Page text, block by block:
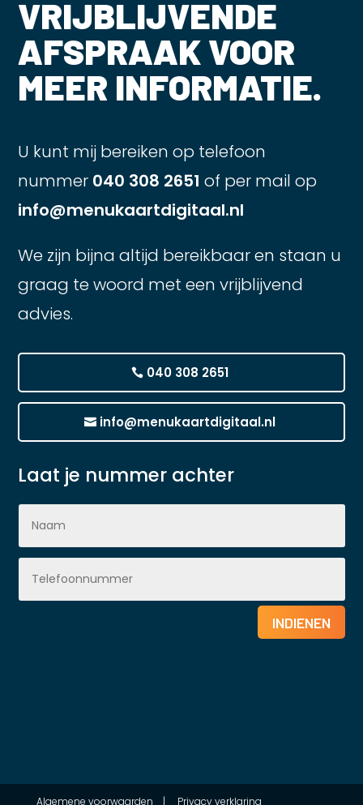
VRIJBLIJVENDE
AFSPRAAK VOOR
MEER INFORMATIE.
U kunt mij bereiken op telefoon
nummer 040 308 2651 of per mail op
info@menukaartdigitaal.nl
We zijn bijna altijd bereikbaar en staan u
graag te woord met een vrijblijvend
advies.
040 308 2651
info@menukaartdigitaal.nl
Laat je nummer achter
INDIENEN
Algemene voorwaarden | Privacy verklaring